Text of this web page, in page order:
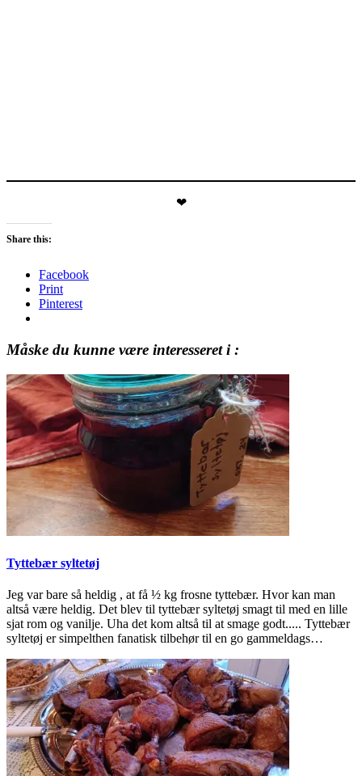
❤
Share this:
Facebook
Print
Pinterest
Måske du kunne være interesseret i :
Tyttebær syltetøj
Jeg var bare så heldig , at få ½ kg frosne tyttebær. Hvor kan man
altså være heldig. Det blev til tyttebær syltetøj smagt til med en lille
sjat rom og vanilje. Uha det kom altså til at smage godt..... Tyttebær
syltetøj er simpelthen fanatisk tilbehør til en go gammeldags…